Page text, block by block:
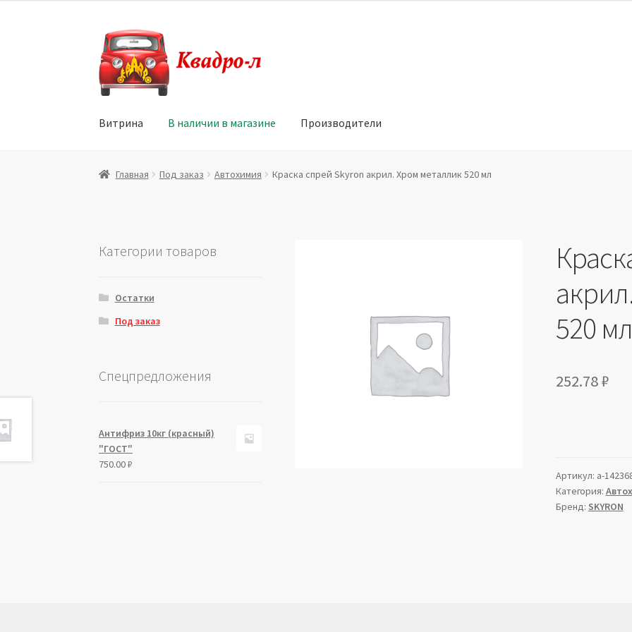
Перейти
к
навигации
Перейти
к
содержимому
Витрина В наличии в магазине Производители
Главная Витрина Мой аккаунт Политика в отношении обработки персональных данных
Главная Под заказ Автохимия Краска спрей Skyron акрил. Хром металлик 520 мл
520 мл
252.78₽
Артикул: a-
Категория:
Бренд: SKYRON
Категории товаров
Остатки
Под заказ
Спецпредложения
Антифриз 10кг (красный)
"ГОСТ"
750.00₽